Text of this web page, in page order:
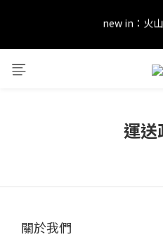
new in：火
new in：火
訂單完成後留下評價，可以獲得
務 頁面了解
務 頁面了解
運送
關於我們